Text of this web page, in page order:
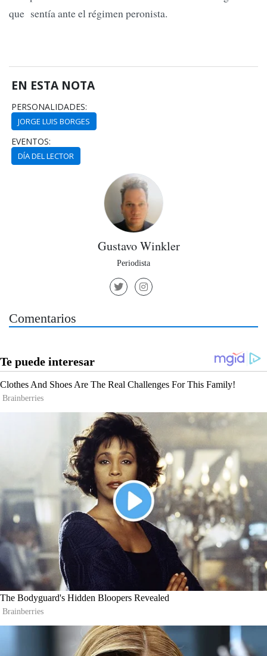
que sentía ante el régimen peronista.
EN ESTA NOTA
PERSONALIDADES:
JORGE LUIS BORGES
EVENTOS:
DÍA DEL LECTOR
Gustavo Winkler
Periodista
Comentarios